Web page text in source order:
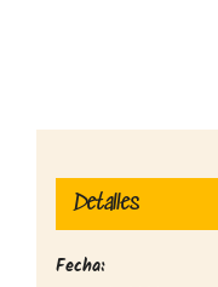
Detalles
Fecha: